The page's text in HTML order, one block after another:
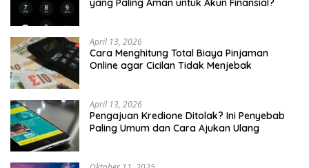
April 13, 2026
Cara Menghitung Total Biaya Pinjaman
Online agar Cicilan Tidak Menjebak
April 13, 2026
Pengajuan Kredione Ditolak? Ini Penyebab
Paling Umum dan Cara Ajukan Ulang